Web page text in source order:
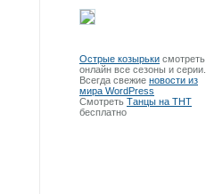
Острые козырьки смотреть
онлайн все сезоны и серии.
Всегда свежие новости из
мира WordPress
Смотреть Танцы на ТНТ
бесплатно